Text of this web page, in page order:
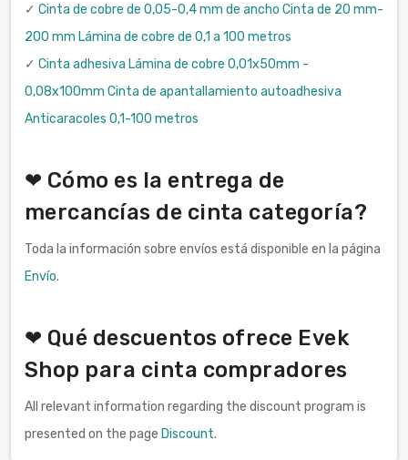
✓ Cinta de cobre de 0,05-0,4 mm de ancho Cinta de 20 mm-
200 mm Lámina de cobre de 0,1 a 100 metros
✓ Cinta adhesiva Lámina de cobre 0,01x50mm -
0,08x100mm Cinta de apantallamiento autoadhesiva
Anticaracoles 0,1-100 metros
❤ Cómo es la entrega de
mercancías de cinta categoría?
Toda la información sobre envíos está disponible en la página
Envío.
❤ Qué descuentos ofrece Evek
Shop para cinta compradores
All relevant information regarding the discount program is
presented on the page Discount.